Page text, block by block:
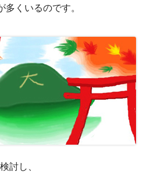
くいるのです。
討し、